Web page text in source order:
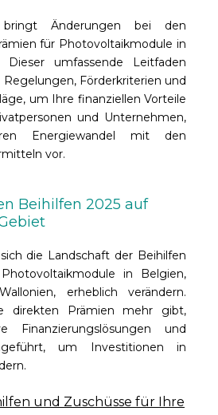
Änderungen bei den
für Photovoltaikmodule in
umfassende Leitfaden
Förderkriterien und
um Ihre finanziellen Vorteile
und Unternehmen,
Energiewandel mit den
vor.
Beihilfen 2025 auf
die Landschaft der Beihilfen
in Belgien,
erheblich verändern.
direkten Prämien mehr gibt,
Finanzierungslösungen und
um Investitionen in
und Zuschüsse für Ihre